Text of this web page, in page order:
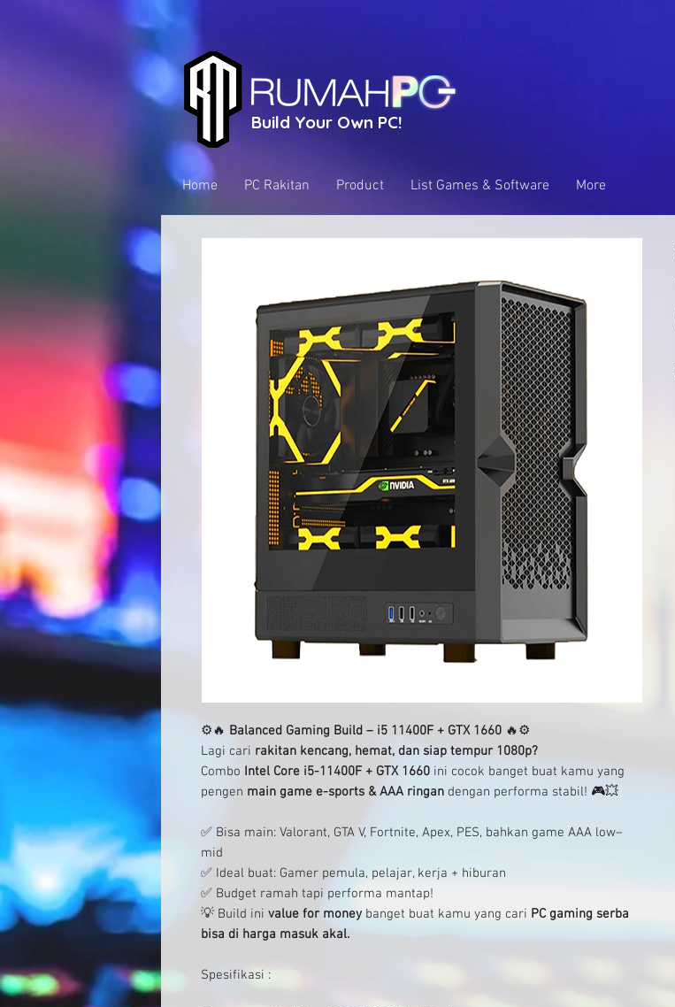
Build Your Own PC!
Home PC Rakitan Product List Games & Software More
⚙️🔥 Balanced Gaming Build – i5 11400F + GTX 1660 🔥⚙️
Lagi cari rakitan kencang, hemat, dan siap tempur 1080p?
Combo Intel Core i5-11400F + GTX 1660 ini cocok banget buat kamu yang
pengen main game e-sports & AAA ringan dengan performa stabil! 🎮💥
✅ Bisa main: Valorant, GTA V, Fortnite, Apex, PES, bahkan game AAA low–
mid
✅ Ideal buat: Gamer pemula, pelajar, kerja + hiburan
✅ Budget ramah tapi performa mantap!
💡 Build ini value for money banget buat kamu yang cari PC gaming serba
bisa di harga masuk akal.
Spesifikasi :